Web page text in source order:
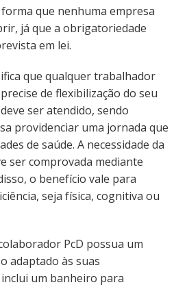
que nenhuma empresa
já que a obrigatoriedade
em lei.
que qualquer trabalhador
de flexibilização do seu
ser atendido, sendo
providenciar uma jornada que
de saúde. A necessidade da
ser comprovada mediante
o benefício vale para
seja física, cognitiva ou
PcD possua um
adaptado às suas
um banheiro para